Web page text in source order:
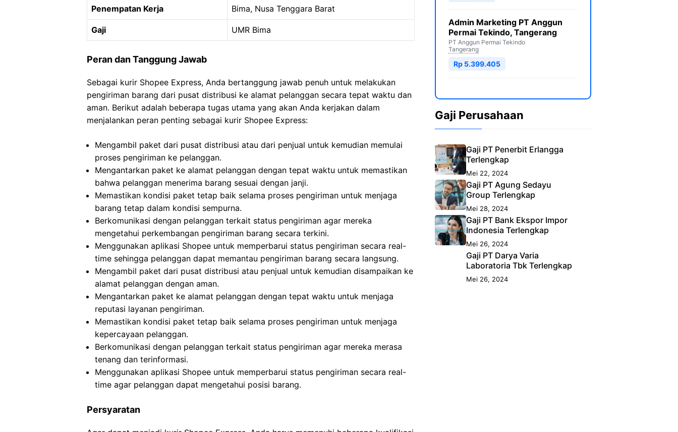
Penempatan Kerja Bima, Nusa Tenggara Barat
Gaji UMR Bima
Peran dan Tanggung Jawab
Sebagai kurir Shopee Express, Anda bertanggung jawab penuh untuk melakukan
pengiriman barang dari pusat distribusi ke alamat pelanggan secara tepat waktu dan
aman. Berikut adalah beberapa tugas utama yang akan Anda kerjakan dalam
menjalankan peran penting sebagai kurir Shopee Express:
Mengambil paket dari pusat distribusi atau dari penjual untuk kemudian memulai
proses pengiriman ke pelanggan.
Mengantarkan paket ke alamat pelanggan dengan tepat waktu untuk memastikan
bahwa pelanggan menerima barang sesuai dengan janji.
Memastikan kondisi paket tetap baik selama proses pengiriman untuk menjaga
barang tetap dalam kondisi sempurna.
Berkomunikasi dengan pelanggan terkait status pengiriman agar mereka
mengetahui perkembangan pengiriman barang secara terkini.
Menggunakan aplikasi Shopee untuk memperbarui status pengiriman secara real-
time sehingga pelanggan dapat memantau pengiriman barang secara langsung.
Mengambil paket dari pusat distribusi atau penjual untuk kemudian disampaikan ke
alamat pelanggan dengan aman.
Mengantarkan paket ke alamat pelanggan dengan tepat waktu untuk menjaga
reputasi layanan pengiriman.
Memastikan kondisi paket tetap baik selama proses pengiriman untuk menjaga
kepercayaan pelanggan.
Berkomunikasi dengan pelanggan terkait status pengiriman agar mereka merasa
tenang dan terinformasi.
Menggunakan aplikasi Shopee untuk memperbarui status pengiriman secara real-
time agar pelanggan dapat mengetahui posisi barang.
Persyaratan
Admin Marketing PT Anggun
Permai Tekindo, Tangerang
PT Anggun Permai Tekindo
Tangerang
Rp 5.399.405
Gaji Perusahaan
Gaji PT Penerbit Erlangga
Terlengkap
Mei 22, 2024
Gaji PT Agung Sedayu
Group Terlengkap
Mei 28, 2024
Gaji PT Bank Ekspor Impor
Indonesia Terlengkap
Mei 26, 2024
Gaji PT Darya Varia
Laboratoria Tbk Terlengkap
Mei 26, 2024